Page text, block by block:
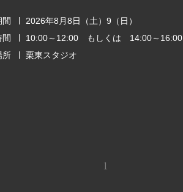
間
2026年8月8日（土）9（日）
間
10:00～12:00 もしくは 14:00～16:00
所
栗東スタジオ
1